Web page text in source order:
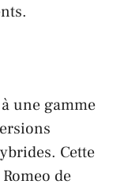
une gamme
Cette
de